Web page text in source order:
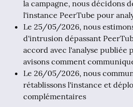
la campagne, nous décidons
l'instance PeerTube pour
Le 25/05/2026, nous
d'intrusion dépassant
accord avec l'analyse publiée
avisons comment
Le 26/05/2026, nous
rétablissons l'instance et
complémentaires